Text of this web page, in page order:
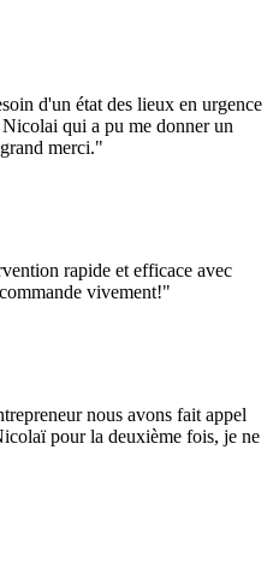
d'un état des lieux en urgence
qui a pu me donner un
merci."
rapide et efficace avec
vivement!"
nous avons fait appel
pour la deuxième fois, je ne